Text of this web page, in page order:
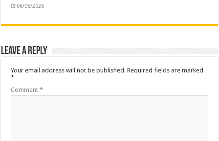
06/08/2026
Leave a Reply
Your email address will not be published. Required fields are marked
*
Comment*